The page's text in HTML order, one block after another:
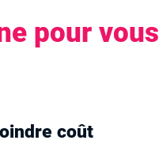
pour vous
coût